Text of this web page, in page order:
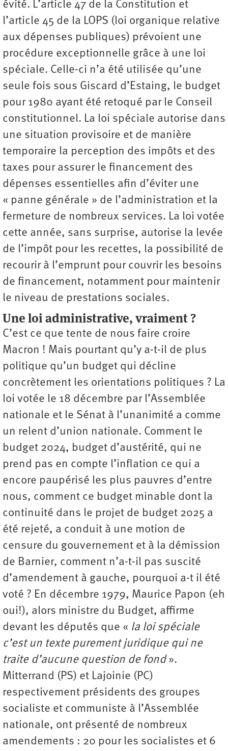
évité. L’article 47 de la Constitution et
l’article 45 de la LOPS (loi organique relative
aux dépenses publiques) prévoient une
procédure exceptionnelle grâce à une loi
spéciale. Celle-ci n’a été utilisée qu’une
seule fois sous Giscard d’Estaing, le budget
pour 1980 ayant été retoqué par le Conseil
constitutionnel. La loi spéciale autorise dans
une situation provisoire et de manière
temporaire la perception des impôts et des
taxes pour assurer le financement des
dépenses essentielles afin d’éviter une
« panne générale » de l’administration et la
fermeture de nombreux services. La loi votée
cette année, sans surprise, autorise la levée
de l’impôt pour les recettes, la possibilité de
recourir à l’emprunt pour couvrir les besoins
de financement, notamment pour maintenir
le niveau de prestations sociales.
Une loi administrative, vraiment ?
C’est ce que tente de nous faire croire
Macron ! Mais pourtant qu’y a-t-il de plus
politique qu’un budget qui décline
concrètement les orientations politiques ? La
loi votée le 18 décembre par l’Assemblée
nationale et le Sénat à l’unanimité a comme
un relent d’union nationale. Comment le
budget 2024, budget d’austérité, qui ne
prend pas en compte l’inflation ce qui a
encore paupérisé les plus pauvres d’entre
nous, comment ce budget minable dont la
continuité dans le projet de budget 2025 a
été rejeté, a conduit à une motion de
censure du gouvernement et à la démission
de Barnier, comment n’a-t-il pas suscité
d’amendement à gauche, pourquoi a-t il été
voté ? En décembre 1979, Maurice Papon (eh
oui!), alors ministre du Budget, affirme
devant les députés que « la loi spéciale
c’est un texte purement juridique qui ne
traite d’aucune question de fond ».
Mitterrand (PS) et Lajoinie (PC)
respectivement présidents des groupes
socialiste et communiste à l’Assemblée
nationale, ont présenté de nombreux
amendements : 20 pour les socialistes et 6